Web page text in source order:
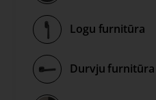
Logu furnitūra
Durvju furnitūra